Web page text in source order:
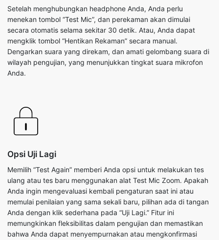
Setelah menghubungkan headphone Anda, Anda perlu
menekan tombol “Test Mic”, dan perekaman akan dimulai
secara otomatis selama sekitar 30 detik. Atau, Anda dapat
mengklik tombol “Hentikan Rekaman” secara manual.
Dengarkan suara yang direkam, dan amati gelombang suara di
wilayah pengujian, yang menunjukkan tingkat suara mikrofon
Anda.
Opsi Uji Lagi
Memilih “Test Again” memberi Anda opsi untuk melakukan tes
ulang atau tes baru menggunakan alat Test Mic Zoom. Apakah
Anda ingin mengevaluasi kembali pengaturan saat ini atau
memulai penilaian yang sama sekali baru, pilihan ada di tangan
Anda dengan klik sederhana pada “Uji Lagi.” Fitur ini
memungkinkan fleksibilitas dalam pengujian dan memastikan
bahwa Anda dapat menyempurnakan atau mengkonfirmasi